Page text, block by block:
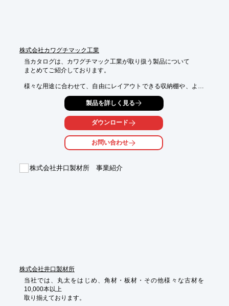
株式会社カワグチマック工業
当カタログは、カワグチマック工業が取り扱う製品について
まとめてご紹介しております。
様々な用途に合わせて、自由にレイアウトできる収納棚や、より
機能を追加した、吸音パネル付きワークブースなど多数掲載。
また、製品の紹介のほかに、主な使用素材についてやよくあるご
なども掲載しております。是非、ご一読ください。
【掲載内容(一部)】
■Our Products 製品について
製品を詳しく見る
ダウンロード
お問い合わせ
株式会社井口製材所 事業紹介
株式会社井口製材所
当社では、丸太をはじめ、角材・板材・その他様々な古材を
10,000本以上
取り揃えております。